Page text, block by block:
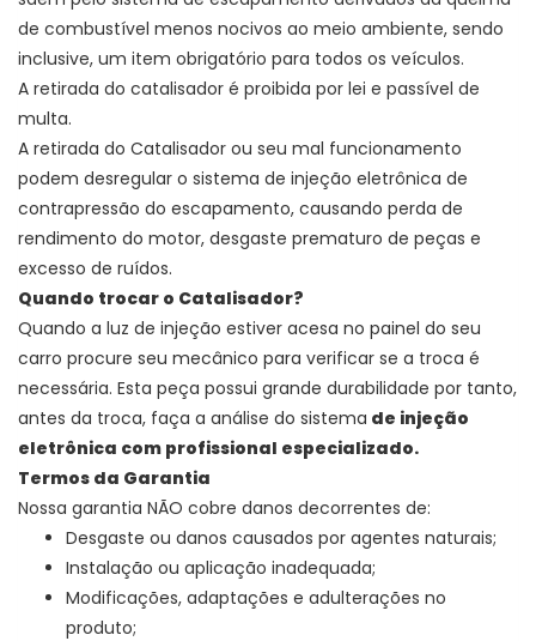
de combustível menos nocivos ao meio ambiente, sendo
inclusive, um item obrigatório para todos os veículos.
A retirada do catalisador é proibida por lei e passível de
multa.
A retirada do Catalisador ou seu mal funcionamento
podem desregular o sistema de injeção eletrônica de
contrapressão do escapamento, causando perda de
rendimento do motor, desgaste prematuro de peças e
excesso de ruídos.
Quando trocar o Catalisador?
Quando a luz de injeção estiver acesa no painel do seu
carro procure seu mecânico para verificar se a troca é
necessária. Esta peça possui grande durabilidade por tanto,
antes da troca, faça a análise do sistema de injeção
eletrônica com profissional especializado.
Termos da Garantia
Nossa garantia NÃO cobre danos decorrentes de:
Desgaste ou danos causados por agentes naturais;
Instalação ou aplicação inadequada;
Modificações, adaptações e adulterações no
produto;